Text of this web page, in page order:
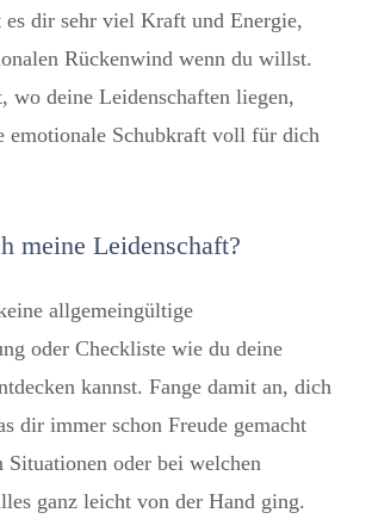
es dir sehr viel Kraft und Energie,
Rückenwind wenn du willst.
wo deine Leidenschaften liegen,
emotionale Schubkraft voll für dich
meine Leidenschaft?
allgemeingültige
oder Checkliste wie du deine
kannst. Fange damit an, dich
dir immer schon Freude gemacht
Situationen oder bei welchen
ganz leicht von der Hand ging.